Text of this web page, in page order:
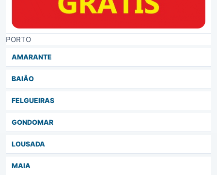
PORTO
AMARANTE
BAIÃO
FELGUEIRAS
GONDOMAR
LOUSADA
MAIA